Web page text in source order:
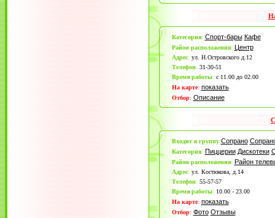
Категория: Спорт-бары Кафе
Район расположения: Центр
Адрес: ул. Н.Островского д.12
Телефон: 31-30-51
Время работы: с 11.00 до 02.00
На карте: показать
Отбор: Описание
Входит в группу:Сопрано
Категория: Пиццерии Дискотеки
Район расположения: Район
Адрес: ул. Костюкова, д.14
Телефон: 55-57-57
Время работы: 10.00 - 23.00
На карте: показать
Отбор: Фото Отзывы